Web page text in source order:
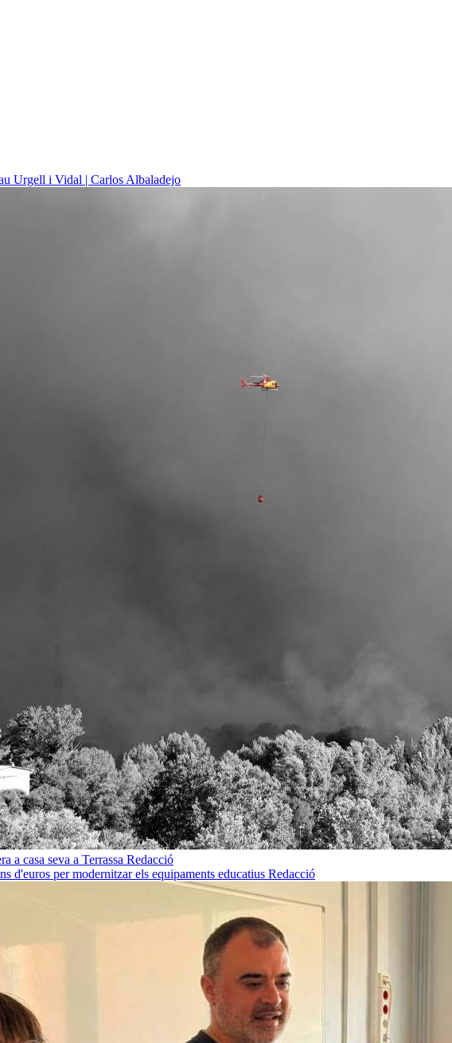
Urgell i Vidal | Carlos Albaladejo
a casa seva a Terrassa Redacció
d'euros per modernitzar els equipaments educatius Redacció